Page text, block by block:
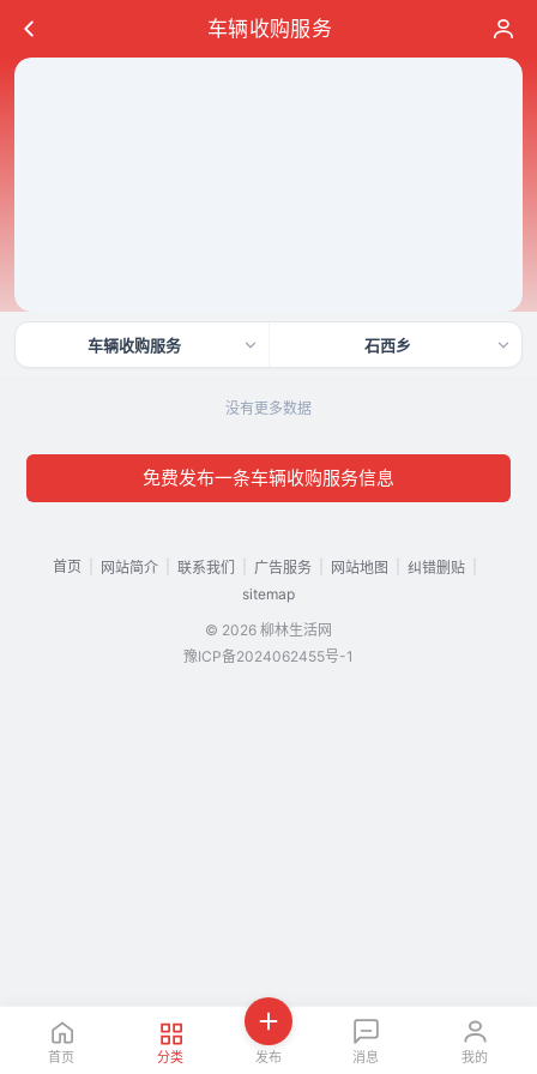
车辆收购服务
车辆收购服务 石西乡
没有更多数据
免费发布一条车辆收购服务信息
首页 网站简介 联系我们 广告服务 网站地图 纠错删贴
sitemap
© 2026 柳林生活网
豫ICP备2024062455号-1
首页 分类 发布 消息 我的